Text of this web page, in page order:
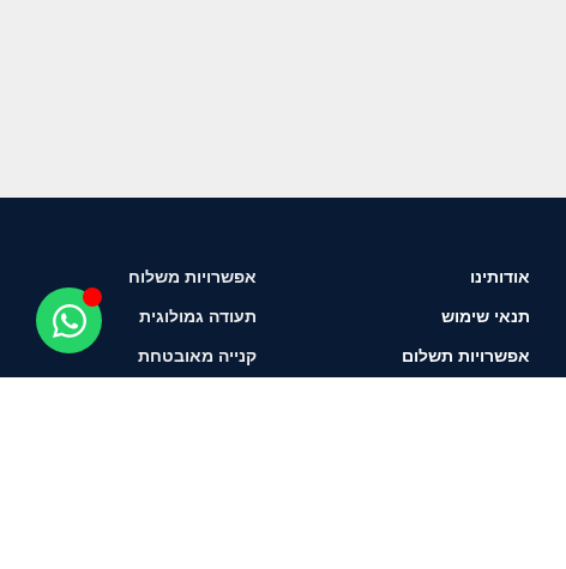
אודותינו
תנאי שימוש
אפשרויות תשלום
אפשרויות משלוח
תעודה גמולוגית
קנייה מאובטחת